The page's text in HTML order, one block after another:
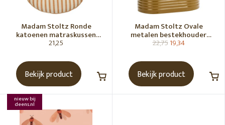
Madam Stoltz Ronde
katoenen matraskussen
Gebroken wit, donkere
21,25
Bekijk product
Madam Stoltz Ovale
metalen bestekhouder
Tapenade
22,7519,34
Bekijk product
nieuw bij
deens.nl